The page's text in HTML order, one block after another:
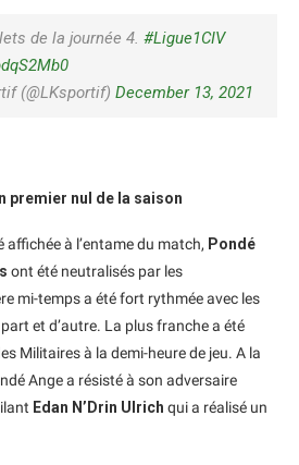
de la journée 4. #Ligue1CIV
(@LKsportif) December 13, 2021
premier nul de la saison
à l’entame du match, Pondé
ont été neutralisés par les
mi-temps a été fort rythmée avec les
et d’autre. La plus franche a été
Militaires à la demi-heure de jeu. A la
Ange a résisté à son adversaire
Edan N’Drin Ulrich qui a réalisé un